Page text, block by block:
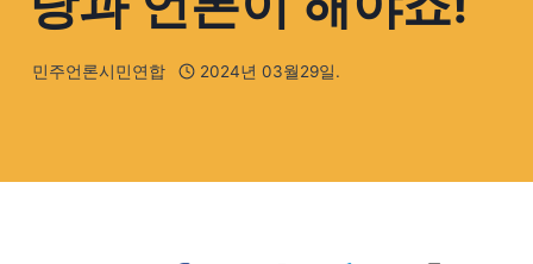
민주언론시민연합 2024년 03월29일.